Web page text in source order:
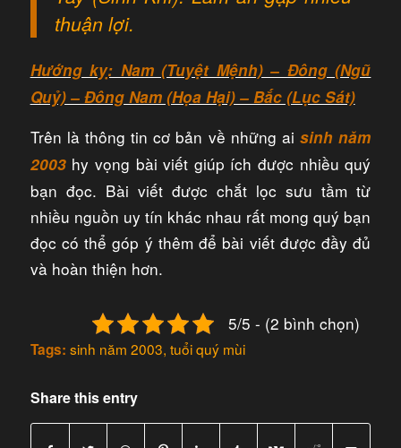
thuận lợi.
Hướng kỵ: Nam (Tuyệt Mệnh) – Đông (Ngũ
Quỷ) – Đông Nam (Họa Hại) – Bắc (Lục Sát)
Trên là thông tin cơ bản về những aisinh năm
2003hy vọng bài viết giúp ích được nhiều quý
bạn đọc. Bài viết được chắt lọc sưu tầm từ
nhiều nguồn uy tín khác nhau rất mong quý bạn
đọc có thể góp ý thêm để bài viết được đầy đủ
và hoàn thiện hơn.
5/5 - (2 bình chọn)
Tags: sinh năm 2003, tuổi quý mùi
Share this entry